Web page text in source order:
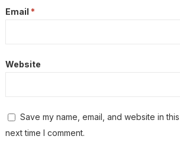
Email *
Website
Save my name, email, and website in
next time I comment.